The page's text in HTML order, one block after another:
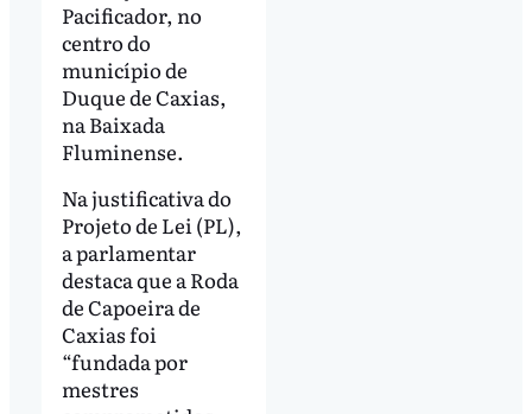
Pacificador, no
centro do
município de
Duque de Caxias,
na Baixada
Fluminense.
Na justificativa do
Projeto de Lei (PL),
a parlamentar
destaca que a Roda
de Capoeira de
Caxias foi
“fundada por
mestres